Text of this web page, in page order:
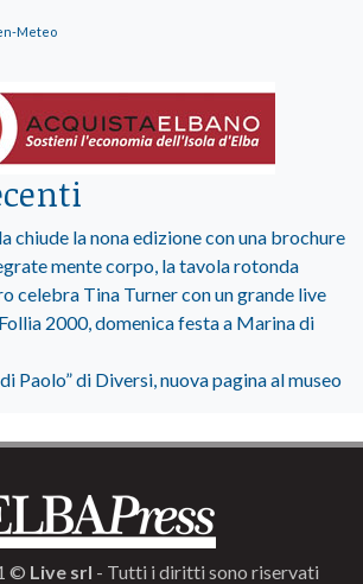
Meteo
chiude la nona edizione con una brochure
mente corpo, la tavola rotonda
celebra Tina Turner con un grande live
2000, domenica festa a Marina di
Paolo” di Diversi, nuova pagina al museo
© Live srl - Tutti i diritti sono riservati